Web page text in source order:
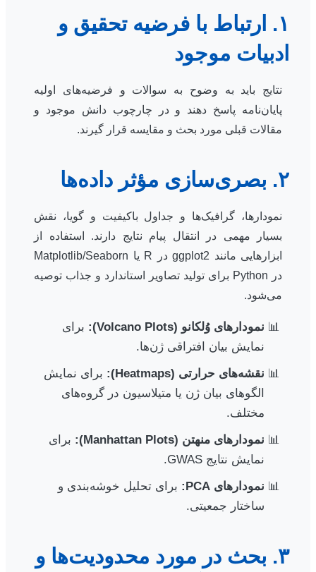
۱. ارتباط با فرضیه تحقیق و
ادبیات موجود
نتایج باید به وضوح به سوالات و فرضیه‌های اولیه
پایان‌نامه پاسخ دهند و در چارچوب دانش موجود و
مقالات قبلی مورد بحث و مقایسه قرار گیرند.
۲. بصری‌سازی مؤثر داده‌ها
نمودارها، گرافیک‌ها و جداول باکیفیت و گویا، نقش
بسیار مهمی در انتقال پیام نتایج دارند. استفاده از
ابزارهایی مانند ggplot2 در R یا Matplotlib/Seaborn
در Python برای تولید تصاویر استاندارد و جذاب توصیه
می‌شود.
نمودارهای وُلکانو (Volcano Plots):
برای
نمایش بیان افتراقی ژن‌ها.
نقشه‌های حرارتی (Heatmaps):
برای نمایش
الگوهای بیان ژن یا متیلاسیون در گروه‌های
مختلف.
نمودارهای منهتن (Manhattan Plots):
برای
نمایش نتایج GWAS.
نمودارهای PCA:
برای تحلیل خوشه‌بندی و
ساختار جمعیتی.
۳. بحث در مورد محدودیت‌ها و